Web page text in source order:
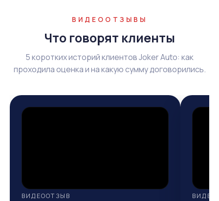
ВИДЕООТЗЫВЫ
Что говорят клиенты
5 коротких историй клиентов Joker Auto: как
проходила оценка и на какую сумму договорились.
ВИДЕООТЗЫВ